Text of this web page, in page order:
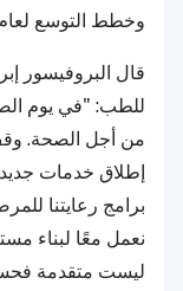
وخطط التوسع لعام
قال البروفيسور
للطب: "في يوم
من أجل الصحة.
إطلاق خدمات
برامج رعايتنا
نعمل معًا لبناء
ليست متقدمة